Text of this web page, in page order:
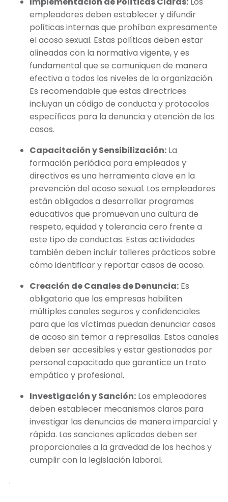
empleadores deben establecer y difundir
políticas internas que prohíban expresamente
el acoso sexual. Estas políticas deben estar
alineadas con la normativa vigente, y es
fundamental que se comuniquen de manera
efectiva a todos los niveles de la organización.
Es recomendable que estas directrices
incluyan un código de conducta y protocolos
específicos para la denuncia y atención de los
casos.
Capacitación y Sensibilización: La
formación periódica para empleados y
directivos es una herramienta clave en la
prevención del acoso sexual. Los empleadores
están obligados a desarrollar programas
educativos que promuevan una cultura de
respeto, equidad y tolerancia cero frente a
este tipo de conductas. Estas actividades
también deben incluir talleres prácticos sobre
cómo identificar y reportar casos de acoso.
Creación de Canales de Denuncia: Es
obligatorio que las empresas habiliten
múltiples canales seguros y confidenciales
para que las víctimas puedan denunciar casos
de acoso sin temor a represalias. Estos canales
deben ser accesibles y estar gestionados por
personal capacitado que garantice un trato
empático y profesional.
Investigación y Sanción: Los empleadores
deben establecer mecanismos claros para
investigar las denuncias de manera imparcial y
rápida. Las sanciones aplicadas deben ser
proporcionales a la gravedad de los hechos y
cumplir con la legislación laboral.
.